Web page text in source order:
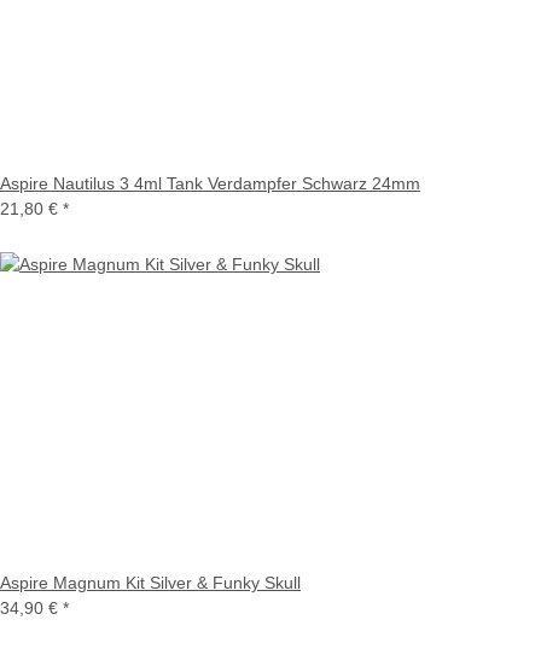
Aspire Nautilus 3 4ml Tank Verdampfer Schwarz 24mm
21,80 € *
Aspire Magnum Kit Silver & Funky Skull
34,90 € *